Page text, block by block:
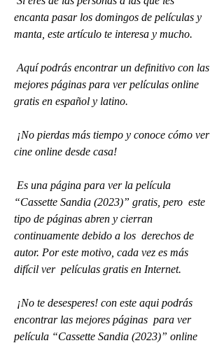
encanta pasar los domingos de películas y
manta, este artículo te interesa y mucho.
mejores páginas para ver películas online
gratis en español y latino.
cine online desde casa!
“Cassette Sandia (2023)” gratis, pero  este
tipo de páginas abren y cierran
continuamente debido a los  derechos de
autor. Por este motivo, cada vez es más
difícil ver  películas gratis en Internet.
encontrar las mejores páginas  para ver
película “Cassette Sandia (2023)” online